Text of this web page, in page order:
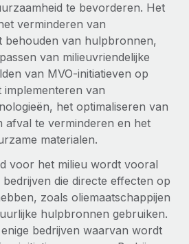
te bevorderen. Het
verminderen van
behouden van hulpbronnen,
van milieuvriendelijke
van MVO-initiatieven op
implementeren van
het optimaliseren van
afval te verminderen en het
materialen.
voor het milieu wordt vooral
die directe effecten op
zoals oliemaatschappijen
hulpbronnen gebruiken.
bedrijven waarvan wordt